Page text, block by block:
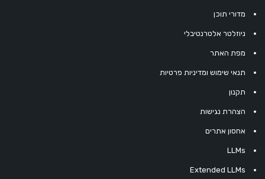
מדורי תוכן
ניוזלטר אלטרנטיבלי
מפת האתר
תנאי שימוש ומדיניות פרטיות
תקנון
הצהרת נגישות
אחסון אתרים
LLMs
Extended LLMs